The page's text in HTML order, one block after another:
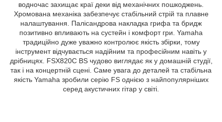
водночас захищає краї деки від механічних пошкоджень.
Хромована механіка забезпечує стабільний стрій та плавне
налаштування. Палісандрова накладка грифа та бридж
позитивно впливають на сустейн і комфорт гри. Yamaha
традиційно дуже уважно контролює якість збірки, тому
інструмент відчувається надійним та професійним навіть у
дрібницях. FSX820C BS чудово виглядає як у домашній студії,
так і на концертній сцені. Саме увага до деталей та стабільна
якість Yamaha зробили серію FS однією з найпопулярніших
серед акустичних гітар у світі.